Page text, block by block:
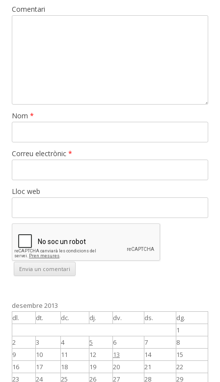
Comentari
Nom *
Correu electrònic *
Lloc web
desembre 2013
dl.
dt. dc. dj. dv. ds.
dg.
1
2
3 4 5 6 7
8
9
10 11 12 13 14
15
16
17 18 19 20 21
22
23
24 25 26 27 28 29